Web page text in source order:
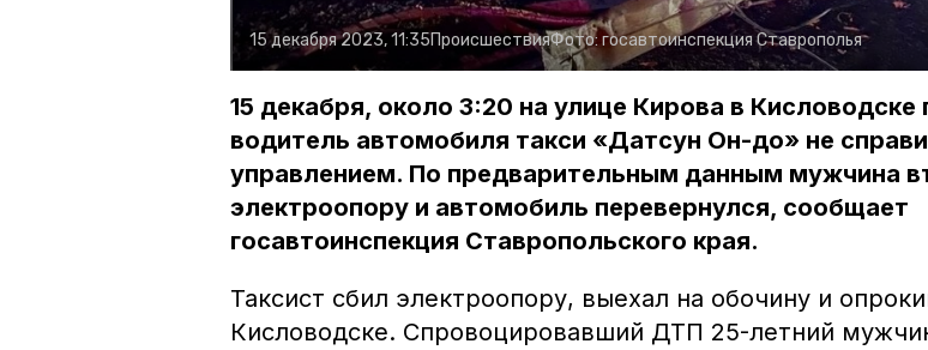
15 декабря 2023, 11:35ПроисшествияФото:госавтоинспекция Ставрополья
15 декабря, около 3:20 на улице Кирова в Кисловодске
водитель автомобиля такси «Датсун Он-до» не
управлением. По предварительным данным мужчина
электроопору и автомобиль перевернулся, сообщает
госавтоинспекция Ставропольского края.
Таксист сбил электроопору, выехал на обочину и
Кисловодске. Спровоцировавший ДТП 25-летний